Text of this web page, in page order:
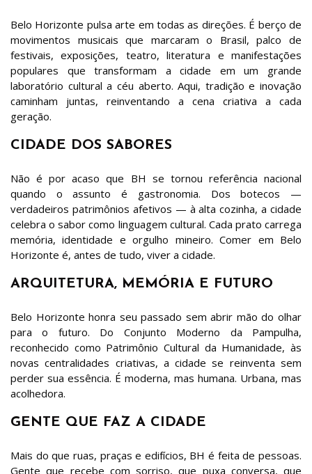
Belo Horizonte pulsa arte em todas as direções. É berço de
movimentos musicais que marcaram o Brasil, palco de
festivais, exposições, teatro, literatura e manifestações
populares que transformam a cidade em um grande
laboratório cultural a céu aberto. Aqui, tradição e inovação
caminham juntas, reinventando a cena criativa a cada
geração.
CIDADE DOS SABORES
Não é por acaso que BH se tornou referência nacional
quando o assunto é gastronomia. Dos botecos —
verdadeiros patrimônios afetivos — à alta cozinha, a cidade
celebra o sabor como linguagem cultural. Cada prato carrega
memória, identidade e orgulho mineiro. Comer em Belo
Horizonte é, antes de tudo, viver a cidade.
ARQUITETURA, MEMÓRIA E FUTURO
Belo Horizonte honra seu passado sem abrir mão do olhar
para o futuro. Do Conjunto Moderno da Pampulha,
reconhecido como Patrimônio Cultural da Humanidade, às
novas centralidades criativas, a cidade se reinventa sem
perder sua essência. É moderna, mas humana. Urbana, mas
acolhedora.
GENTE QUE FAZ A CIDADE
Mais do que ruas, praças e edifícios, BH é feita de pessoas.
Gente que recebe com sorriso, que puxa conversa, que